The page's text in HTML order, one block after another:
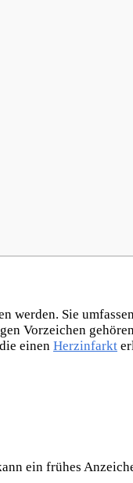
Sie
Vorzeichen
einen Herzinfarkt
ein frühes